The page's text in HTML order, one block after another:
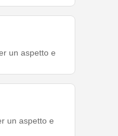
un aspetto e
un aspetto e